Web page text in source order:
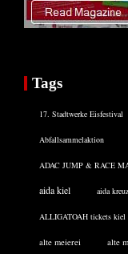
Tags
17. Stadtwerke Eisfestival
Abfallsammelaktion
ADAC JUMP & RACE
aida kiel aida
ALLIGATOAH tickets kiel
alte meierei alte